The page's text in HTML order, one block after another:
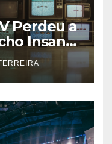
Perdeu a
Insano
Melhores